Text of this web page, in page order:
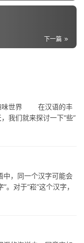
下一篇
味世界 在汉语的丰
我们就来探讨一下“些”
同一个汉字可能会
对于“崧”这个汉字，